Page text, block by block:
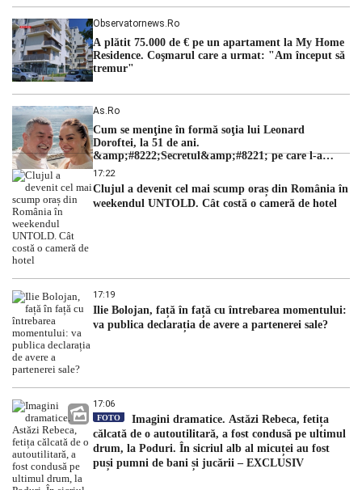
Observatornews.ro
A plătit 75.000 de € pe un apartament la My Home
Residence. Coşmarul care a urmat: "Am început să
tremur"
As.ro
Cum se menţine în formă soţia lui Leonard
Doroftei, la 51 de ani.
&amp;#8222;Secretul&amp;#8221; pe care l-a
dezvăluit
17:22
Clujul a devenit cel mai scump oraș din România în
weekendul UNTOLD. Cât costă o cameră de hotel
17:19
Ilie Bolojan, față în față cu întrebarea momentului:
va publica declarația de avere a partenerei sale?
17:06
FOTO
Imagini dramatice. Astăzi Rebeca, fetița
călcată de o autoutilitară, a fost condusă pe ultimul
drum, la Poduri. În sicriul alb al micuței au fost
puși pumni de bani și jucării – EXCLUSIV